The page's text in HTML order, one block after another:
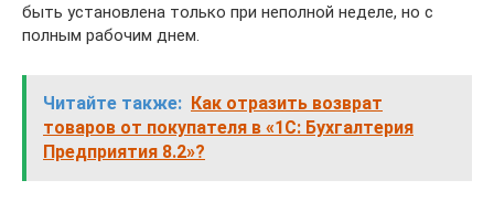
быть установлена только при неполной неделе, но с
полным рабочим днем.
Читайте также: Как отразить возврат
товаров от покупателя в «1С: Бухгалтерия
Предприятия 8.2»?